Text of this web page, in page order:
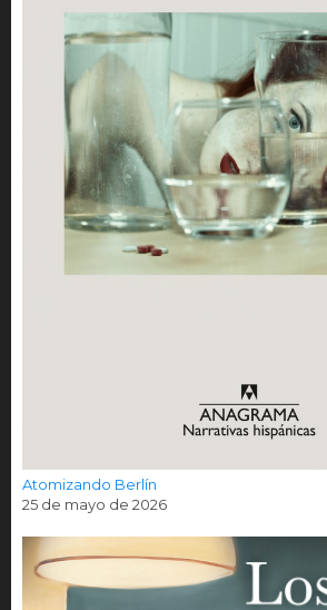
Atomizando Berlín
25 de mayo de 2026